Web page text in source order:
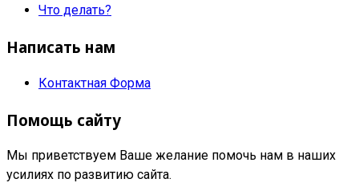
Что делать?
Написать нам
Контактная Форма
Помощь сайту
Мы приветствуем Ваше желание помочь нам в наших
усилиях по развитию сайта.